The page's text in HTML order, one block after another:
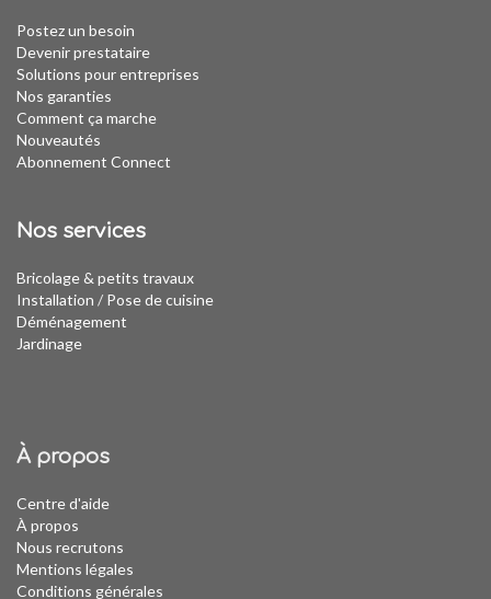
Postez un besoin
Devenir prestataire
Solutions pour entreprises
Nos garanties
Comment ça marche
Nouveautés
Abonnement Connect
Nos services
Bricolage & petits travaux
Installation / Pose de cuisine
Déménagement
Jardinage
À propos
Centre d'aide
À propos
Nous recrutons
Mentions légales
Conditions générales